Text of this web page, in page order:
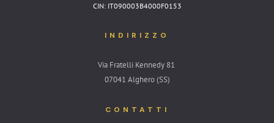
CIN: IT090003B4000F0153
INDIRIZZO
Via Fratelli Kennedy 81
07041 Alghero (SS)
CONTATTI